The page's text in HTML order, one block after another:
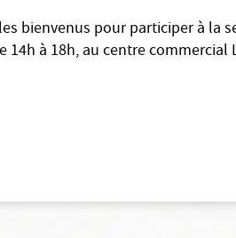
bienvenus pour participer à la
à 18h, au centre commercial